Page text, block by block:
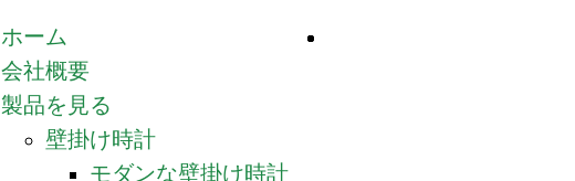
ホーム
会社概要
製品を見る
壁掛け時計
モダンな壁掛け時計